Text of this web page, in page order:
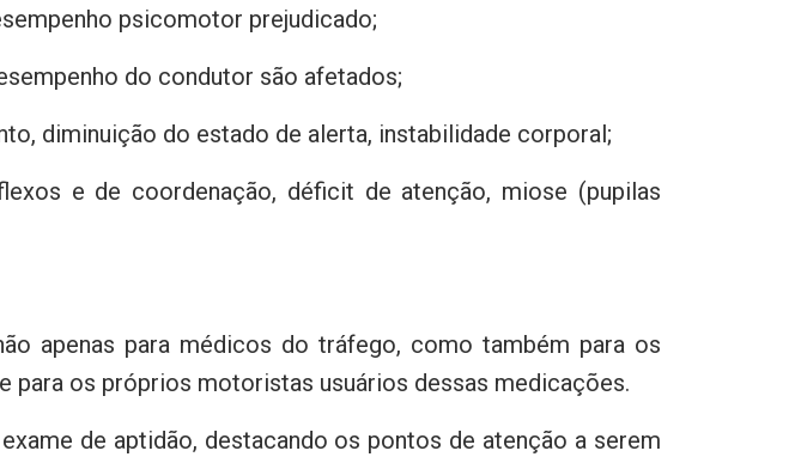
psicomotor prejudicado;
do condutor são afetados;
diminuição do estado de alerta, instabilidade corporal;
e de coordenação, déficit de atenção, miose (pupilas
apenas para médicos do tráfego, como também para os
para os próprios motoristas usuários dessas medicações.
de aptidão, destacando os pontos de atenção a serem